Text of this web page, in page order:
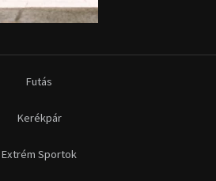
Futás
Kerékpár
Extrém Sportok